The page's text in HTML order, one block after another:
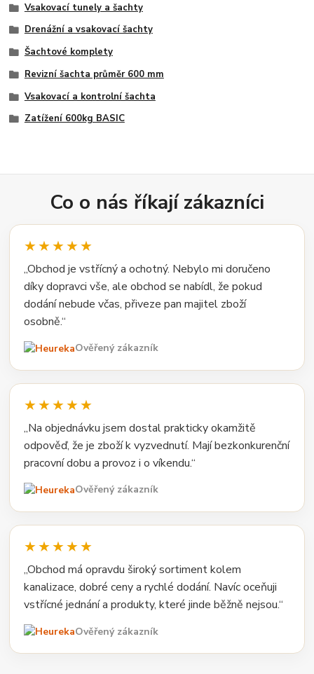
Vsakovací tunely a šachty
Drenážní a vsakovací šachty
Šachtové komplety
Revizní šachta průměr 600 mm
Vsakovací a kontrolní šachta
Zatížení 600kg BASIC
Co o nás říkají zákazníci
★★★★★
„Obchod je vstřícný a ochotný. Nebylo mi doručeno
díky dopravci vše, ale obchod se nabídl, že pokud
dodání nebude včas, přiveze pan majitel zboží
osobně.“
Ověřený zákazník
★★★★★
„Na objednávku jsem dostal prakticky okamžitě
odpověď, že je zboží k vyzvednutí. Mají bezkonkurenční
pracovní dobu a provoz i o víkendu.“
Ověřený zákazník
★★★★★
„Obchod má opravdu široký sortiment kolem
kanalizace, dobré ceny a rychlé dodání. Navíc oceňuji
vstřícné jednání a produkty, které jinde běžně nejsou.“
Ověřený zákazník